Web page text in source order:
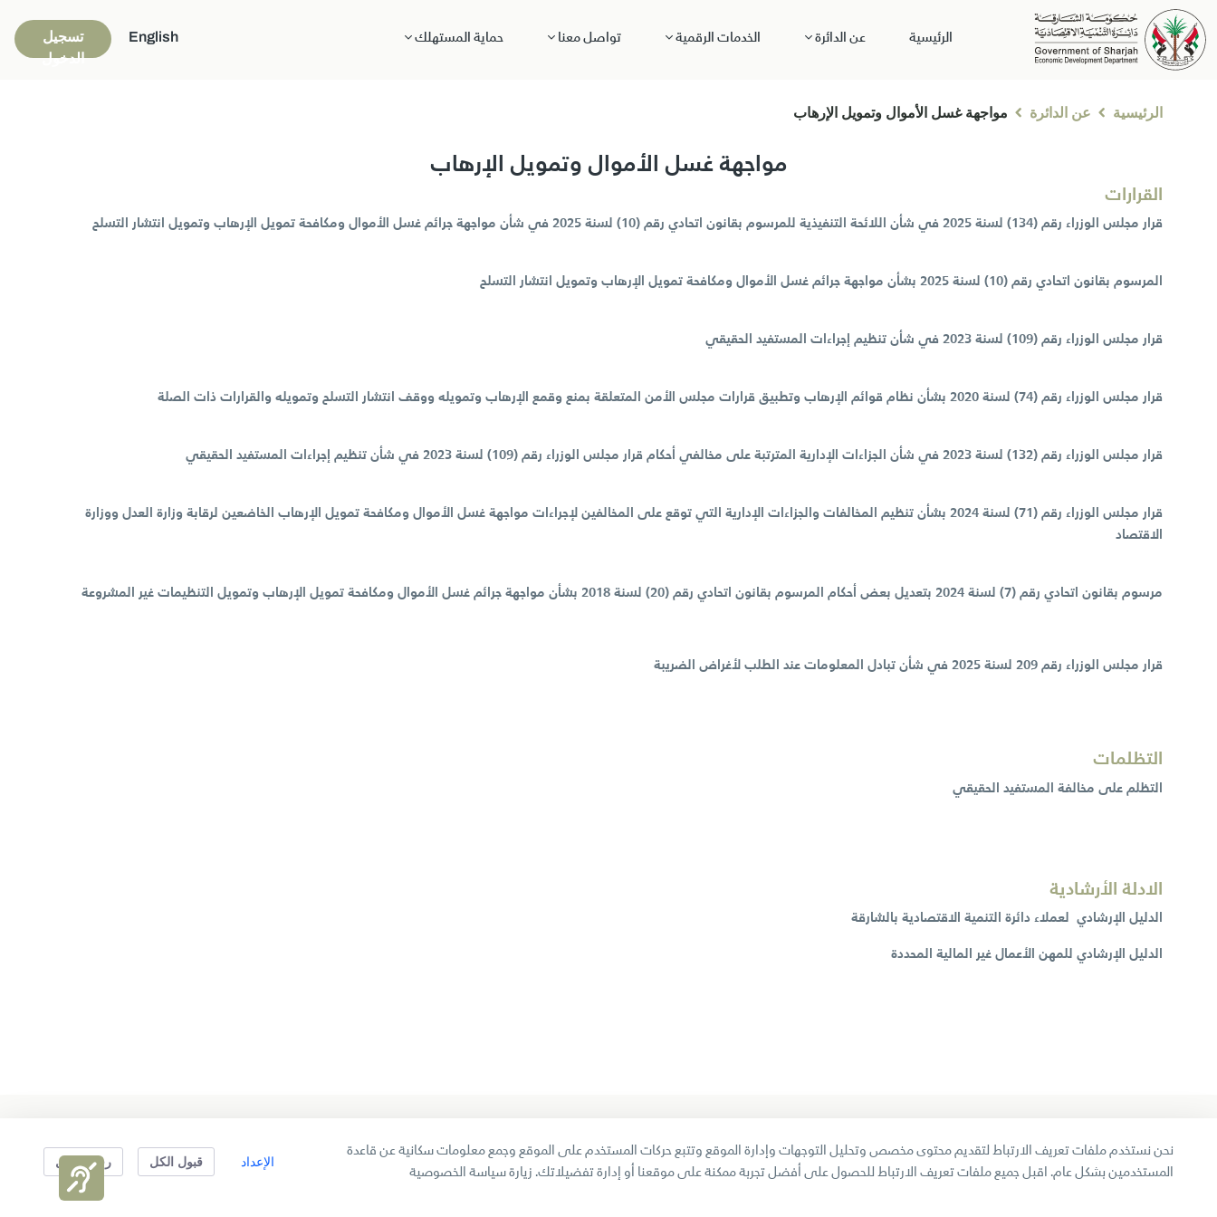
الرئيسية عن الدائرة الخدمات الرقمية تواصل معنا حماية المستهلك English
تسجيل
الدخول
الرئيسية عن الدائرة مواجهة غسل الأموال وتمويل الإرهاب
​​​​مواجهة غسل الأموال وتمويل الإرهاب
القرارات
قرار مجلس الوزراء رقم (134) لسنة 2025 في شأن اللائحة التنفيذية للمرسوم بقانون اتحادي رقم (10) لسنة 2025 في شأن مواجهة جرائم غسل الأموال ومكافحة تمويل الإرهاب وتمويل انتشار التسلح
المرسوم بقانون اتحادي رقم (10) لسنة 2025 بشأن مواجهة جرائم غسل الأموال ومكافحة تمويل الإرهاب وتمويل انتشار التسلح
قرار مجلس الوزراء رقم (132) لسنة 2023 في شأن الجزاءات الإدارية المترتبة على مخالفي أحكام قرار مجلس الوزراء رقم (109) لسنة 2023 في شأن تنظيم إجراءات المستفيد الحقيقي
‎قرار مجلس الوزراء رقم (71) لسنة 2024 ‎بشأن تنظيم المخالفات والجزاءات الإدارية ‎التي توقع على المخالفين لإجراءات مواجهة غسل الأموال ومكافحة تمويل الإرهاب الخاضعين لرقابة وزارة العدل ووزارة
الاقتصاد
قرار مجلس الوزراء رقم 209 لسنة 2025 في شأن تبادل المعلومات عند الطلب لأغراض الضريبة
التظلمات
التظلم على مخالفة المستفيد الحقيقي
الادلة الأرشادية
الدليل الإرشادي لعملاء دائرة التنمية الاقتصادية بالشارقة
الدليل الإرشادي للمهن الأعمال غير المالية المحددة
الهيكل التنظيمي
بريد الموظفين
ميثاق خدمة المتعاملين
شهادات وجوائز
خدمات الموظفين
تواصل معنا
نحن نستخدم ملفات تعريف الارتباط لتقديم محتوى مخصص وتحليل التوجهات وإدارة الموقع وتتبع حركات المستخدم على الموقع وجمع معلومات سكانية عن قاعدة
المستخدمين بشكل عام. اقبل جميع ملفات تعريف الارتباط للحصول على أفضل تجربة ممكنة على موقعنا أو إدارة تفضيلاتك. زيارة سياسة الخصوصية
الإعداد قبول الكل رفض الكل